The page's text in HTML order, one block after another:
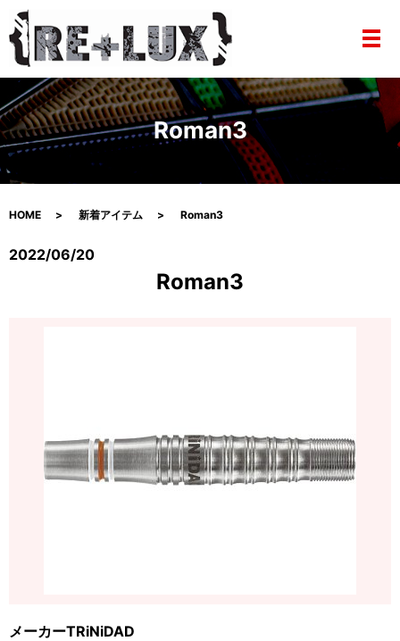
メ
Roman3
HOME 新着アイテム Roman3
2022/06/20
Roman3
メーカーTRiNiDAD